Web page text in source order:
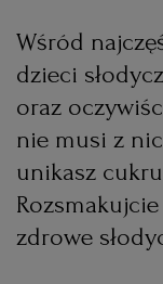
Wśród
dzieci
oraz
nie musi z
unikasz
zdrowe